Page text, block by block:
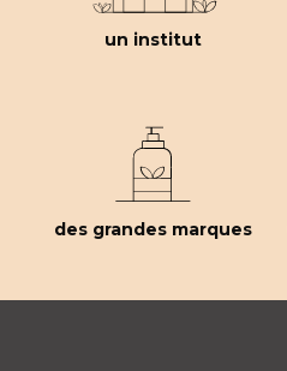
un institut
des grandes marques